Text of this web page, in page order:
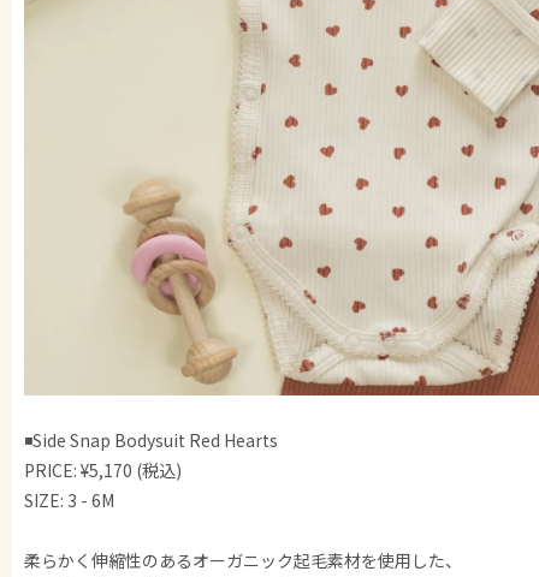
◾️Side Snap Bodysuit Red Hearts
PRICE: ¥5,170 (税込)
SIZE: 3 - 6M
柔らかく伸縮性のあるオーガニック起毛素材を使用した、